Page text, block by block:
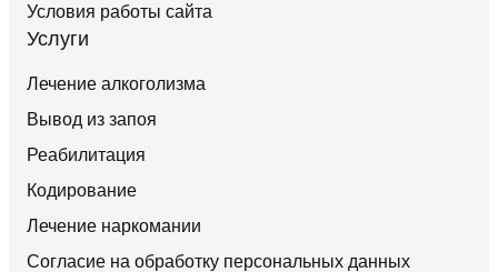
Условия работы сайта
Услуги
Лечение алкоголизма
Вывод из запоя
Реабилитация
Кодирование
Лечение наркомании
Согласие на обработку персональных данных